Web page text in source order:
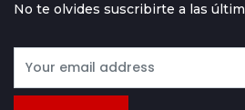
No te olvides suscribirte a las